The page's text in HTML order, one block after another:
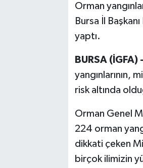
Orman
Bursa İl
yaptı.
BURSA (İGFA) -
yangınlarının,
risk altında
Orman Genel
224 orman
dikkati çeken
birçok ilimizin